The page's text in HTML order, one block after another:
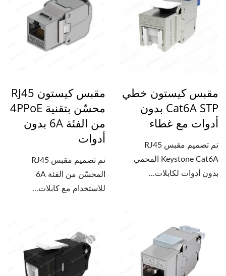
مقبس كيستون خطي
Cat6A STP بدون
أدوات مع غطاء
تم تصميم مقبس RJ45
Keystone Cat6A المحمي
بدون أدوات لكابلات...
مقبس كيستون RJ45
محسّن بتقنية 4PPoE
من الفئة 6A بدون
أدوات
تم تصميم مقبس RJ45
المحسّن من الفئة 6A
للاستخدام مع كابلات...